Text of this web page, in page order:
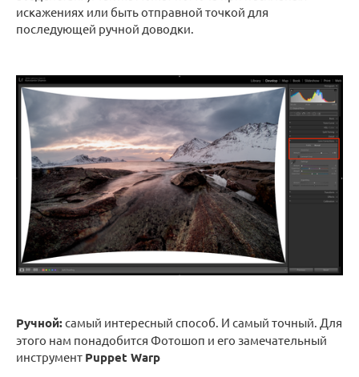
искажениях или быть отправной точкой для
последующей ручной доводки.
Ручной:самый интересный способ. И самый точный. Для
этого нам понадобится Фотошоп и его замечательный
инструмент Puppet Warp